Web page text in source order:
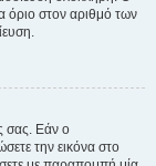
όριο στον αριθμό των
σας. Εάν ο
την εικόνα στο